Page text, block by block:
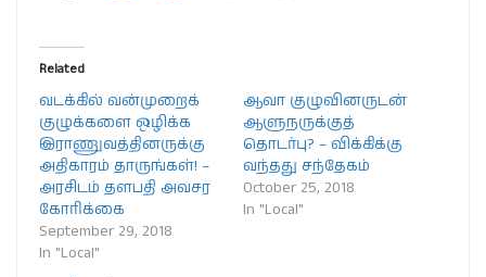
Related
வடக்கில் வன்முறைக்
குழுக்களை ஒழிக்க
இராணுவத்தினருக்கு
அதிகாரம் தாருங்கள்! –
அரசிடம் தளபதி அவசர
கோரிக்கை
September 29, 2018
In "Local"
ஆவா குழுவினருடன்
ஆளுநருக்குத்
தொடர்பு? – விக்கிக்கு
வந்தது சந்தேகம்
October 25, 2018
In "Local"